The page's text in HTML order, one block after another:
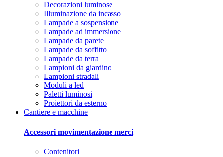
Decorazioni luminose
Illuminazione da incasso
Lampade a sospensione
Lampade ad immersione
Lampade da parete
Lampade da soffitto
Lampade da terra
Lampioni da giardino
Lampioni stradali
Moduli a led
Paletti luminosi
Proiettori da esterno
Cantiere e macchine
Accessori movimentazione merci
Contenitori